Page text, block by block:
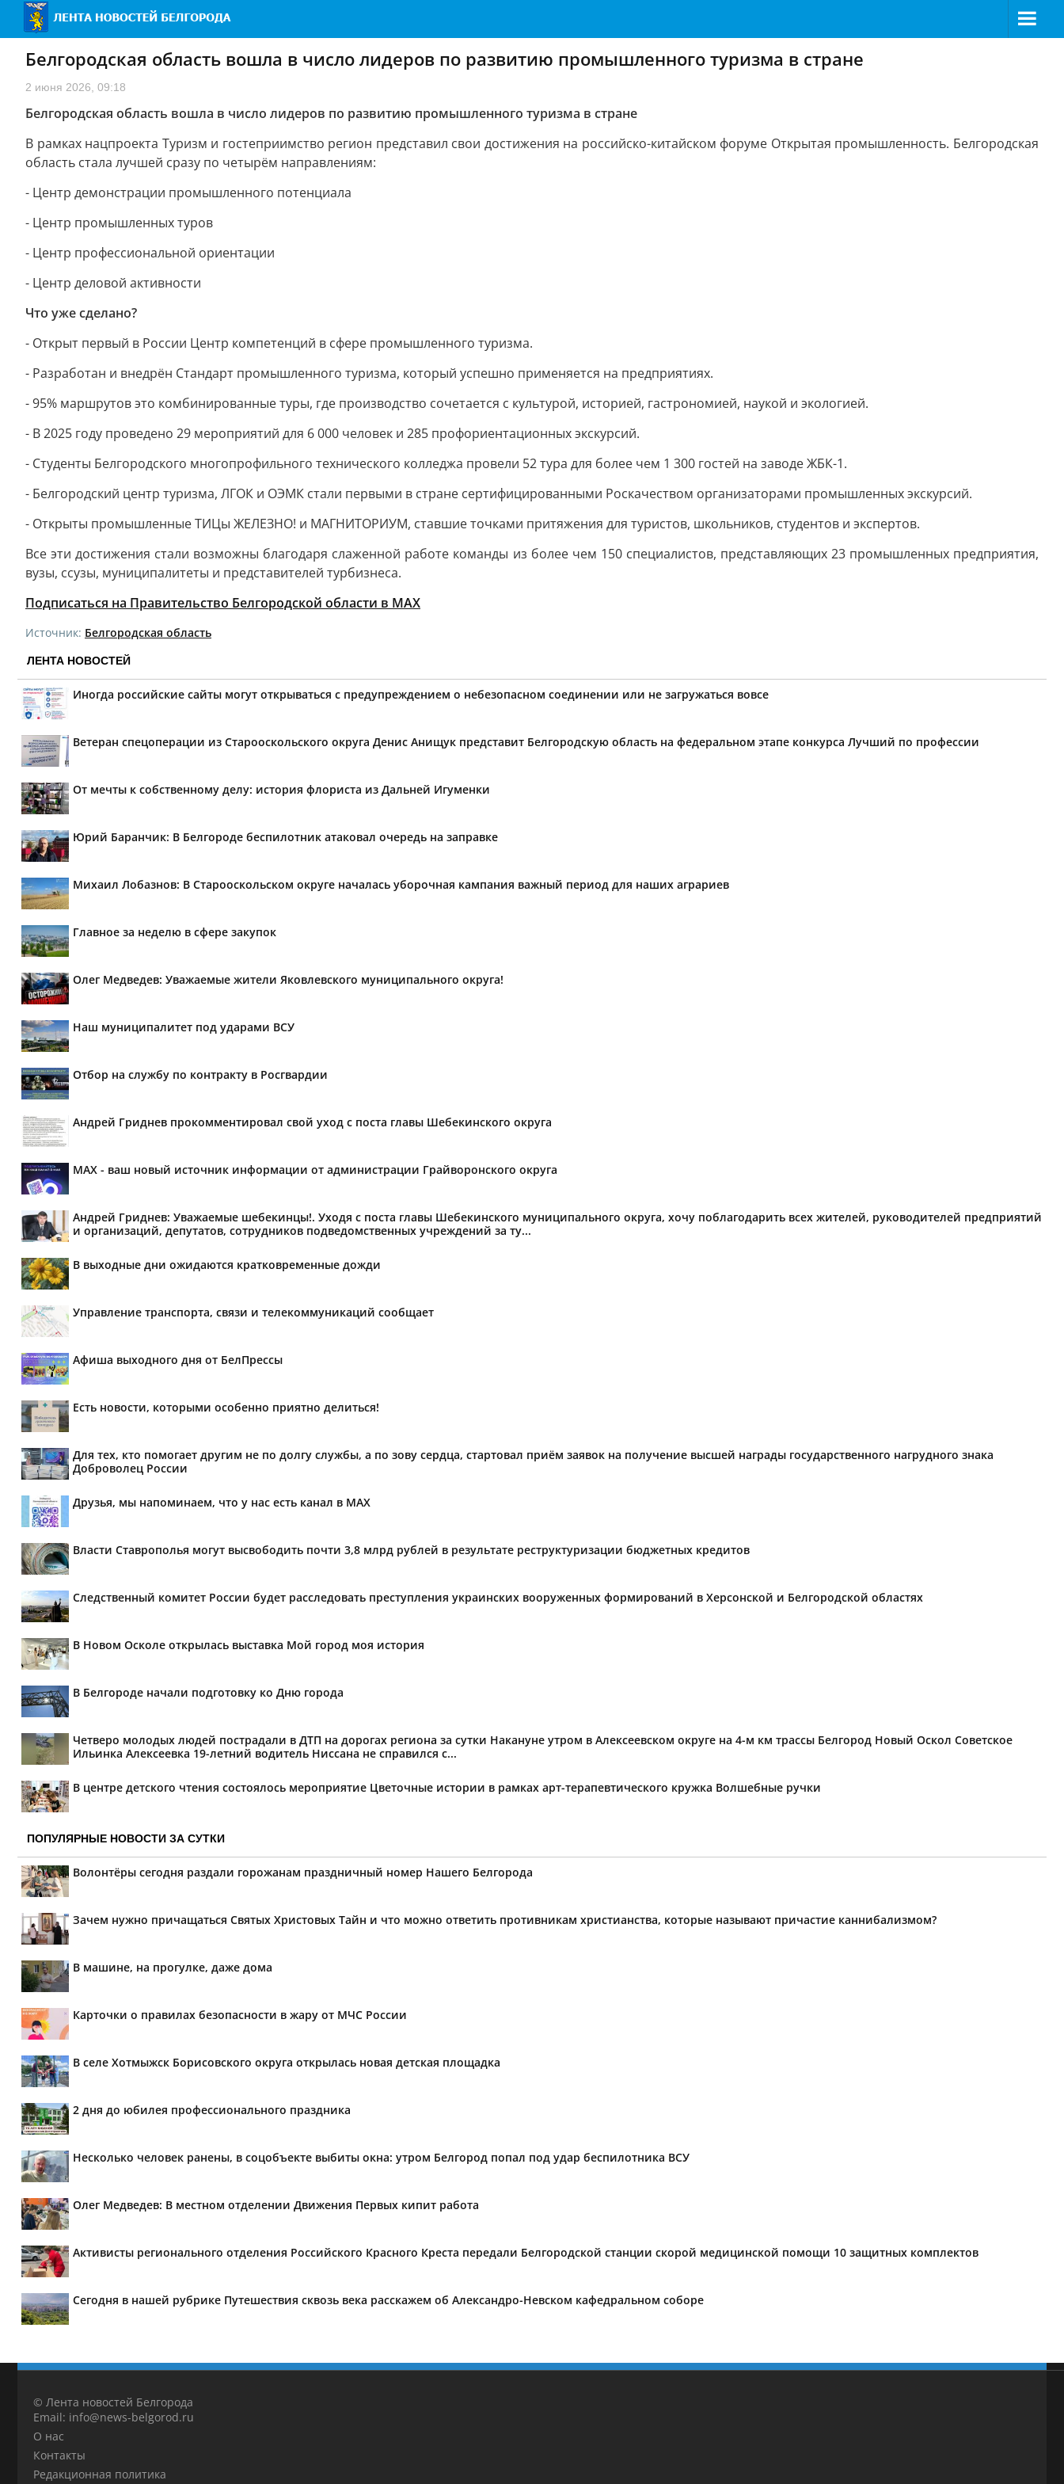
Белгородская область вошла в число лидеров по развитию промышленного туризма в стране
2 июня 2026, 09:18
Белгородская область вошла в число лидеров по развитию промышленного туризма в стране
В рамках нацпроекта Туризм и гостеприимство регион представил свои достижения на российско-китайском форуме Открытая промышленность. Белгородская
область стала лучшей сразу по четырём направлениям:
- Центр демонстрации промышленного потенциала
- Центр промышленных туров
- Центр профессиональной ориентации
- Центр деловой активности
Что уже сделано?
- Открыт первый в России Центр компетенций в сфере промышленного туризма.
- Разработан и внедрён Стандарт промышленного туризма, который успешно применяется на предприятиях.
- 95% маршрутов это комбинированные туры, где производство сочетается с культурой, историей, гастрономией, наукой и экологией.
- В 2025 году проведено 29 мероприятий для 6 000 человек и 285 профориентационных экскурсий.
- Студенты Белгородского многопрофильного технического колледжа провели 52 тура для более чем 1 300 гостей на заводе ЖБК-1.
- Белгородский центр туризма, ЛГОК и ОЭМК стали первыми в стране сертифицированными Роскачеством организаторами промышленных экскурсий.
- Открыты промышленные ТИЦы ЖЕЛЕЗНО! и МАГНИТОРИУМ, ставшие точками притяжения для туристов, школьников, студентов и экспертов.
Все эти достижения стали возможны благодаря слаженной работе команды из более чем 150 специалистов, представляющих 23 промышленных предприятия,
вузы, ссузы, муниципалитеты и представителей турбизнеса.
Подписаться на Правительство Белгородской области в MAX
Источник: Белгородская область
ЛЕНТА НОВОСТЕЙ
Иногда российские сайты могут открываться с предупреждением о небезопасном соединении или не загружаться вовсе
Ветеран спецоперации из Старооскольского округа Денис Анищук представит Белгородскую область на федеральном этапе конкурса Лучший по профессии
От мечты к собственному делу: история флориста из Дальней Игуменки
Юрий Баранчик: В Белгороде беспилотник атаковал очередь на заправке
Михаил Лобазнов: В Старооскольском округе началась уборочная кампания важный период для наших аграриев
Главное за неделю в сфере закупок
Олег Медведев: Уважаемые жители Яковлевского муниципального округа!
Наш муниципалитет под ударами ВСУ
Отбор на службу по контракту в Росгвардии
Андрей Гриднев прокомментировал свой уход с поста главы Шебекинского округа
MAX - ваш новый источник информации от администрации Грайворонского округа
Андрей Гриднев: Уважаемые шебекинцы!. Уходя с поста главы Шебекинского муниципального округа, хочу поблагодарить всех жителей, руководителей предприятий
и организаций, депутатов, сотрудников подведомственных учреждений за ту...
В выходные дни ожидаются кратковременные дожди
Управление транспорта, связи и телекоммуникаций сообщает
Афиша выходного дня от БелПрессы
Есть новости, которыми особенно приятно делиться!
Для тех, кто помогает другим не по долгу службы, а по зову сердца, стартовал приём заявок на получение высшей награды государственного нагрудного знака
Доброволец России
Друзья, мы напоминаем, что у нас есть канал в МАХ
Власти Ставрополья могут высвободить почти 3,8 млрд рублей в результате реструктуризации бюджетных кредитов
Следственный комитет России будет расследовать преступления украинских вооруженных формирований в Херсонской и Белгородской областях
В Новом Осколе открылась выставка Мой город моя история
В Белгороде начали подготовку ко Дню города
Четверо молодых людей пострадали в ДТП на дорогах региона за сутки Накануне утром в Алексеевском округе на 4-м км трассы Белгород Новый Оскол Советское
Ильинка Алексеевка 19-летний водитель Ниссана не справился с...
В центре детского чтения состоялось мероприятие Цветочные истории в рамках арт-терапевтического кружка Волшебные ручки
ПОПУЛЯРНЫЕ НОВОСТИ ЗА СУТКИ
Волонтёры сегодня раздали горожанам праздничный номер Нашего Белгорода
Зачем нужно причащаться Святых Христовых Тайн и что можно ответить противникам христианства, которые называют причастие каннибализмом?
В машине, на прогулке, даже дома
Карточки о правилах безопасности в жару от МЧС России
В селе Хотмыжск Борисовского округа открылась новая детская площадка
2 дня до юбилея профессионального праздника
Несколько человек ранены, в соцобъекте выбиты окна: утром Белгород попал под удар беспилотника ВСУ
Олег Медведев: В местном отделении Движения Первых кипит работа
Активисты регионального отделения Российского Красного Креста передали Белгородской станции скорой медицинской помощи 10 защитных комплектов
Сегодня в нашей рубрике Путешествия сквозь века расскажем об Александро-Невском кафедральном соборе
© Лента новостей Белгорода
Email: info@news-belgorod.ru
О нас
Контакты
Редакционная политика